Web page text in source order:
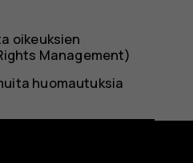
oikeuksien
Management)
huomautuksia